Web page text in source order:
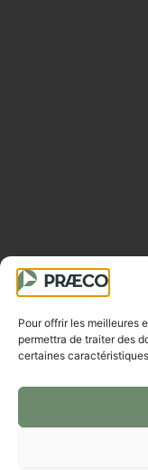
Pour offrir les meilleures
permettra de traiter des
certaines